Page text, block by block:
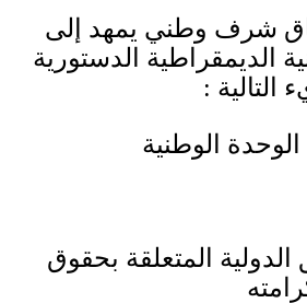
شرف وطني يمهد إلى
الديمقراطية الدستورية
التالية :
الوطنية
الدولية المتعلقة بحقوق